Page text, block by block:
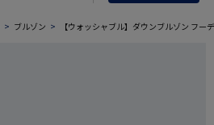
ブルゾン 【ウォッシャブル】ダウンブルゾン フ